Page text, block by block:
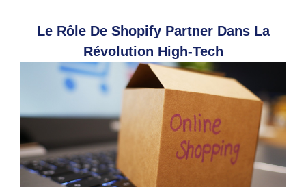
Le Rôle De Shopify Partner Dans La
Révolution High-Tech